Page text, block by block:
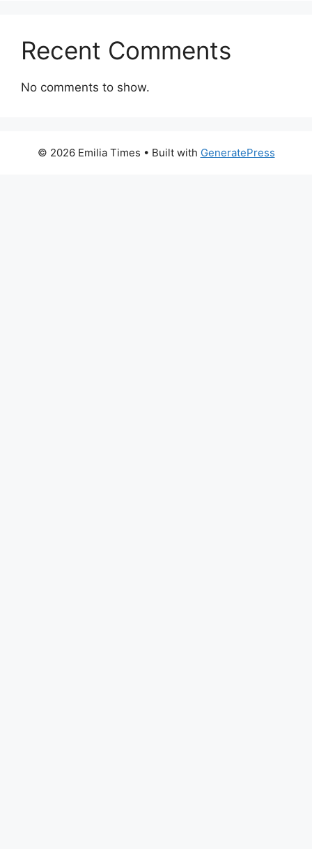
Recent Comments
No comments to show.
© 2026 Emilia Times • Built with GeneratePress